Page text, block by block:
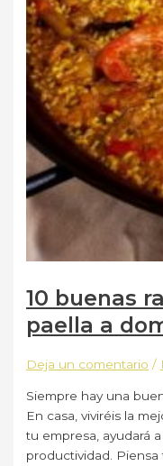
10 buenas
paella a
Deja un comentario /
Siempre hay una
En casa, viviréis la
tu empresa, ayudará
productividad.